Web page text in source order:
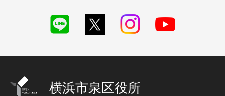
横浜市泉区役所